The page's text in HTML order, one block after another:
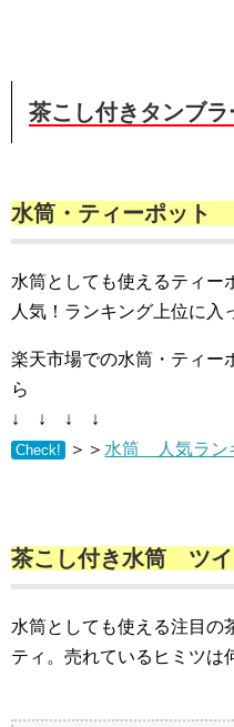
茶こし付きタンブ
水筒・ティーポット
水筒としても使えるティー
人気！ランキング上位に入
楽天市場での水筒・ティー
ら
↓ ↓ ↓ ↓
Check! ＞＞ 水筒 人気ラン
茶こし付き水筒 ツイ
水筒としても使える注目の
ティ。売れているヒミツは